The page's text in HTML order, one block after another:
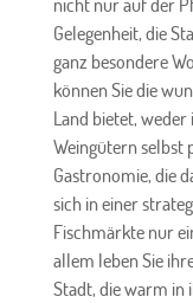
nicht nur auf der
Gelegenheit, die
ganz besondere
können Sie die
Land bietet,
Weingütern selbst
Gastronomie, die
sich in einer
Fischmärkte nur
allem leben Sie
Stadt, die warm in